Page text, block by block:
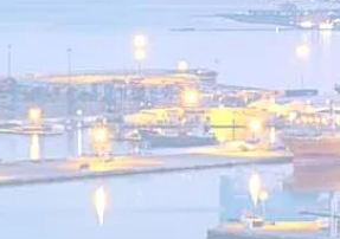
Conlavenia
despacho